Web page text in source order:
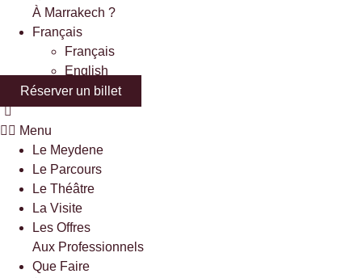
À Marrakech ?
Français
Français
English
Réserver un billet
Menu
Le Meydene
Le Parcours
Le Théâtre
La Visite
Les Offres
Aux Professionnels
Que Faire